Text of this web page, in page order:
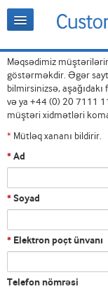
Məqsədimiz
göstərməkdir. Əgər
bilmirsinizsə,
və ya +44 (0) 20 7111
müştəri xidmətləri
* Mütləq xananı bildirir.
* Ad
* Soyad
* Elektron poçt ünvanı
Telefon nömrəsi